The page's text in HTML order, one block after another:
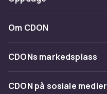
Angre & returner her
Kontakt oss
Levering
Tilbakekallinger
Kategorier
Varemerker
Om CDON
Om oss
Kundeanmeldelser
CDONs markedsplass
Merchant Help Center
CDON på sosiale medier